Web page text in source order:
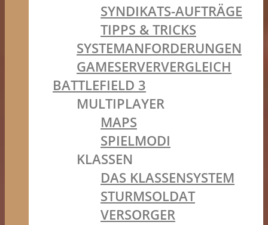
SYNDIKATS-AUFTRÄGE
TIPPS & TRICKS
SYSTEMANFORDERUNGEN
GAMESERVERVERGLEICH
BATTLEFIELD 3
MULTIPLAYER
MAPS
SPIELMODI
KLASSEN
DAS KLASSENSYSTEM
STURMSOLDAT
VERSORGER